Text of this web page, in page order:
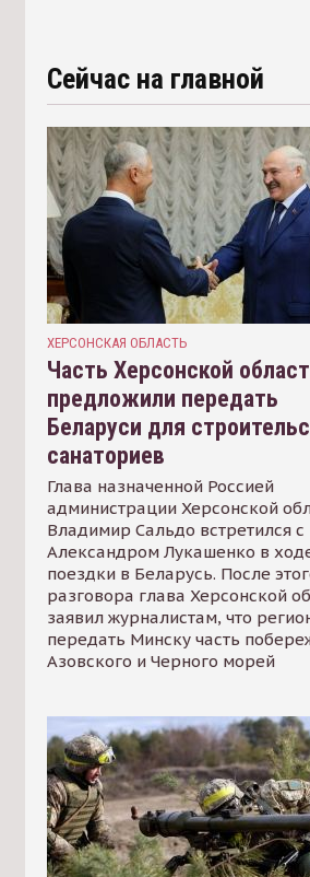
Сейчас на главной
ХЕРСОНСКАЯ ОБЛАСТЬ
Часть Херсонской
предложили передать
Беларуси для
санаториев
Глава назначенной Россией
администрации Херсонской
Владимир Сальдо встретился с
Александром Лукашенко в
поездки в Беларусь. После
разговора глава Херсонской
заявил журналистам, что
передать Минску часть
Азовского и Черного морей